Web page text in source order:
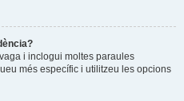
i inclogui moltes paraules
més específic i utilitzeu les opcions